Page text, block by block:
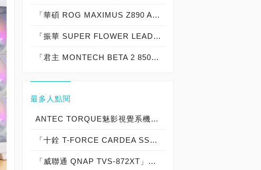
「華碩 ROG MAXIMUS Z890 APEX」實測開箱，史上最強「22＋1＋2＋2 共 27 相供電」DDR5-9600＋ 極致超頻「Intel Core Ultra 7 270K Plus 最佳拍檔」白色海景房主機板！
「振華 SUPER FLOWER LEADEX III PLATINUM ATX 3.1 1000W」實測開箱，Cybenetics PLATINUM白金牌認證「PCIe 5.1 單原生 12V-2x6 連接器 」電源供應器 feat. NVIDIA GeForce RTX 5090 顯示卡 絕佳組合！
「君主 MONTECH BETA 2 850W ATX 3.1」實測開箱，80 PLUS Bronze 銅牌認證「PCIe 5.1 單原生 12V-2x6 連接器」直出線電源供應器 feat. NVIDIA GeForce RTX 5080 顯示卡 超值搭機組合！
最多人點閱
ANTEC TORQUE魅影視覺系機殼開箱，安鈦克戰鬥機俯衝攻擊概念電競機箱新登場！
「十銓 T-FORCE CARDEA SSD 1TB」散熱片版實測開箱，「7,000MB/s俱樂部」PCIe 4.0 x4高效能固態硬碟！
「威聯通 QNAP TVS-872XT」實測開箱，「10GbE＋Thunderbolt 3」旗艦級 8-Bay NAS